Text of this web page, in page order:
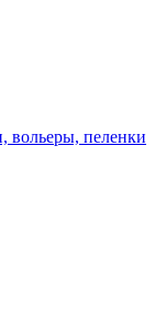
вольеры, пеленки